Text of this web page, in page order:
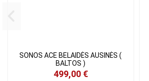
SONOS ACE BELAIDĖS AUSINĖS (
BALTOS )
499,00 €